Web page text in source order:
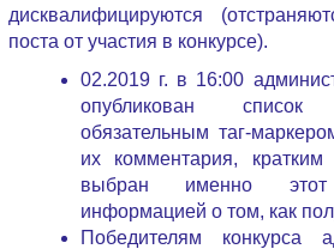
дисквалифицируются
поста от участия в конкурсе).
02.2019 г. в 16:00
опубликован
обязательным таг-
их комментария,
выбран именно
информацией о том, как
Победителям конкурса